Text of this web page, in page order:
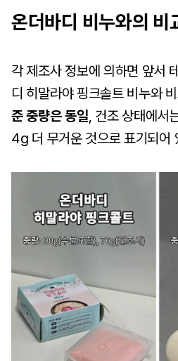
온더바디 비누와의 비
각 제조사 정보에 의하면 앞서
디 히말라야 핑크솔트 비누와 비
준 중량은 동일 , 건조 상태에서
4g 더 무거운 것으로 표기되어